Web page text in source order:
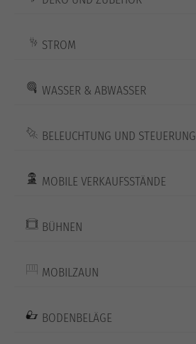
STROM
WASSER & ABWASSER
BELEUCHTUNG UND STEUERUNG
MOBILE VERKAUFSSTÄNDE
BÜHNEN
MOBILZAUN
BODENBELÄGE